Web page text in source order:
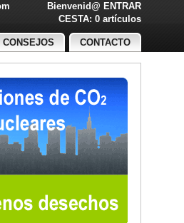
Bienvenid@ ENTRAR
CESTA: 0 artículos
CONSEJOS CONTACTO